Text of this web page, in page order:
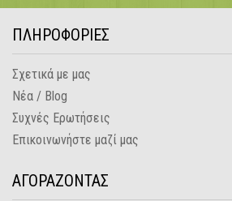
ΠΛΗΡΟΦΟΡΙΕΣ
Σχετικά με μας
Νέα / Blog
Συχνές Ερωτήσεις
Επικοινωνήστε μαζί μας
ΑΓΟΡΑΖΟΝΤΑΣ